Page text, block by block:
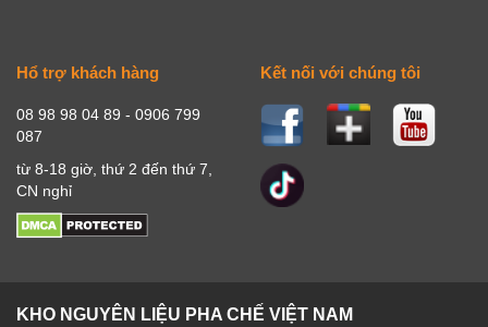
Hổ trợ khách hàng
08 98 98 04 89 - 0906 799
087
từ 8-18 giờ, thứ 2 đến thứ 7,
CN nghỉ
Kết nối với chúng tôi
KHO NGUYÊN LIỆU PHA CHẾ VIỆT NAM